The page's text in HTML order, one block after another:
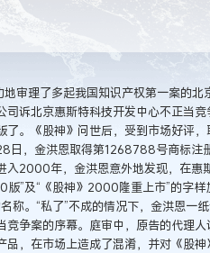
理了多起我国知识产权第一案的北
司诉北京惠斯特科技开发中心不正当
了。《股神》问世后，受到市场好评
日，金洪恩取得第1268788号商标注
入2000年，金洪恩意外地发现，在惠
”及“《股神》2000隆重上市”的字
称。“私了”不成的情况下，金洪恩一
竞争案的序幕。庭审中，原告的代理
品，在市场上造成了混淆，并对《股